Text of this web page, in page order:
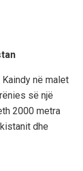
në malet
së një
2000 metra
dhe